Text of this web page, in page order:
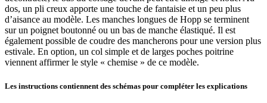
dos, un pli creux apporte une touche de fantaisie et un peu plus
d’aisance au modèle. Les manches longues de Hopp se terminent
sur un poignet boutonné ou un bas de manche élastiqué. Il est
également possible de coudre des mancherons pour une version plus
estivale. En option, un col simple et de larges poches poitrine
viennent affirmer le style « chemise » de ce modèle.
Les instructions contiennent des schémas pour compléter les explications